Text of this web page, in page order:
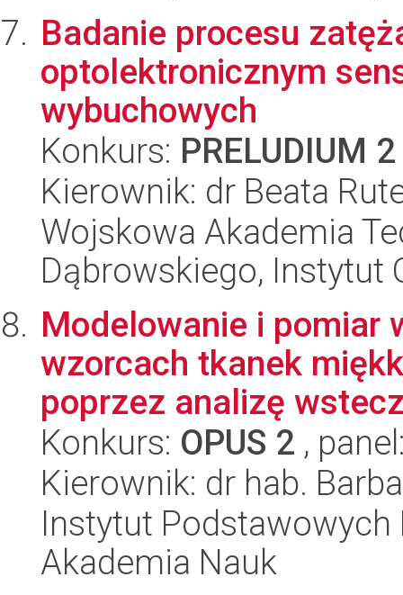
Badanie procesu
optolektronicznym
wybuchowych
Konkurs: PRELUDIUM 2
Kierownik: dr Beata
Wojskowa Akademia
Dąbrowskiego, Instytut
Modelowanie i pomiar
wzorcach tkanek
poprzez analizę
Konkurs: OPUS 2 ,
Kierownik: dr hab.
Instytut
Akademia Nauk